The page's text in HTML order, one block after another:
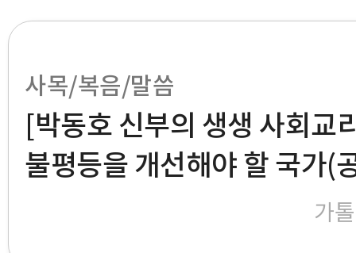
사목/복음/말씀
[박동호 신부의 생생 사회교
불평등을 개선해야 할 국가(
가